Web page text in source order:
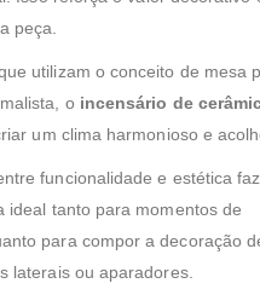
peça.
utilizam o conceito de mesa
o incensário de
um clima harmonioso e
funcionalidade e estética
ideal tanto para momentos de
para compor a decoração
laterais ou aparadores.